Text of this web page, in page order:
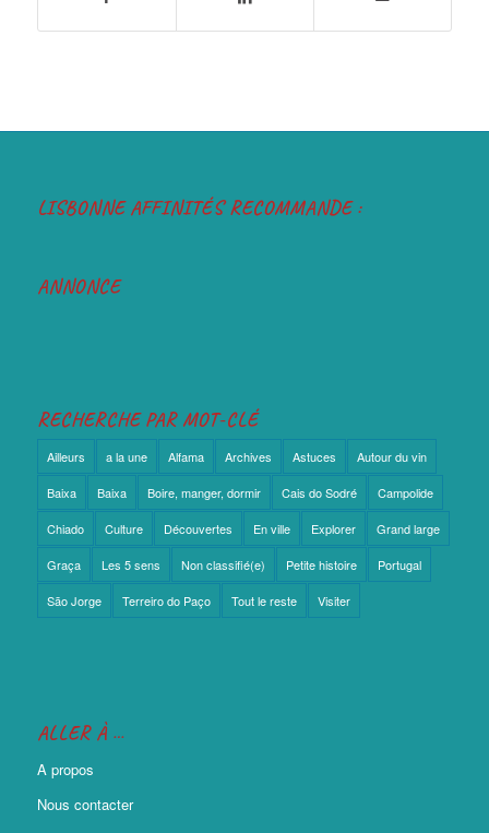
LISBONNE AFFINITÉS RECOMMANDE :
ANNONCE
RECHERCHE PAR MOT-CLÉ
Ailleurs a la une Alfama Archives Astuces Autour du vin
Baixa Baixa Boire, manger, dormir Cais do Sodré Campolide
Chiado Culture Découvertes En ville Explorer Grand large
Graça Les 5 sens Non classifié(e) Petite histoire Portugal
São Jorge Terreiro do Paço Tout le reste Visiter
ALLER À …
A propos
Nous contacter